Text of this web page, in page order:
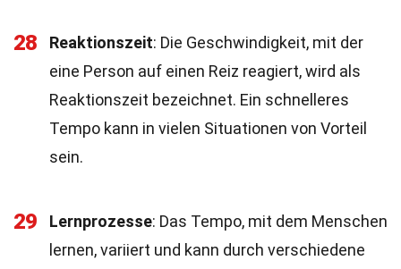
28 Reaktionszeit: Die Geschwindigkeit, mit der
eine Person auf einen Reiz reagiert, wird als
Reaktionszeit bezeichnet. Ein schnelleres
Tempo kann in vielen Situationen von Vorteil
sein.
29 Lernprozesse: Das Tempo, mit dem Menschen
lernen, variiert und kann durch verschiedene